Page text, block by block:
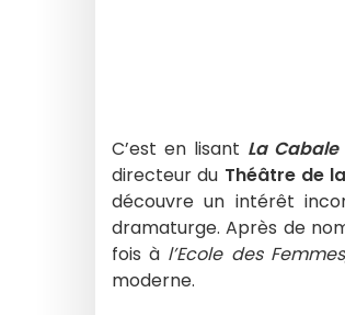
C’est en lisant La
directeur du Théâtre de
découvre un intérêt
dramaturge. Après de
fois à l’Ecole des
moderne.